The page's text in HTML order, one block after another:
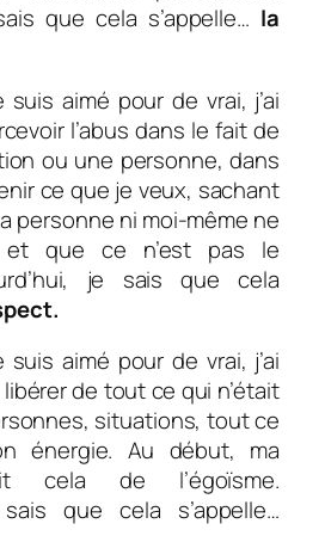
que cela s’appelle… la
aimé pour de vrai, j’ai
l’abus dans le fait de
ou une personne, dans
ce que je veux, sachant
personne ni moi-même ne
et que ce n’est pas le
je sais que cela
aimé pour de vrai, j’ai
de tout ce qui n’était
situations, tout ce
énergie. Au début, ma
cela de l’égoïsme.
que cela s’appelle…